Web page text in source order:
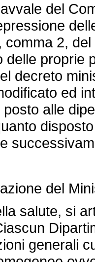
del
comma 2, del
delle proprie
decreto
ed
alle
del
salute, si
generali